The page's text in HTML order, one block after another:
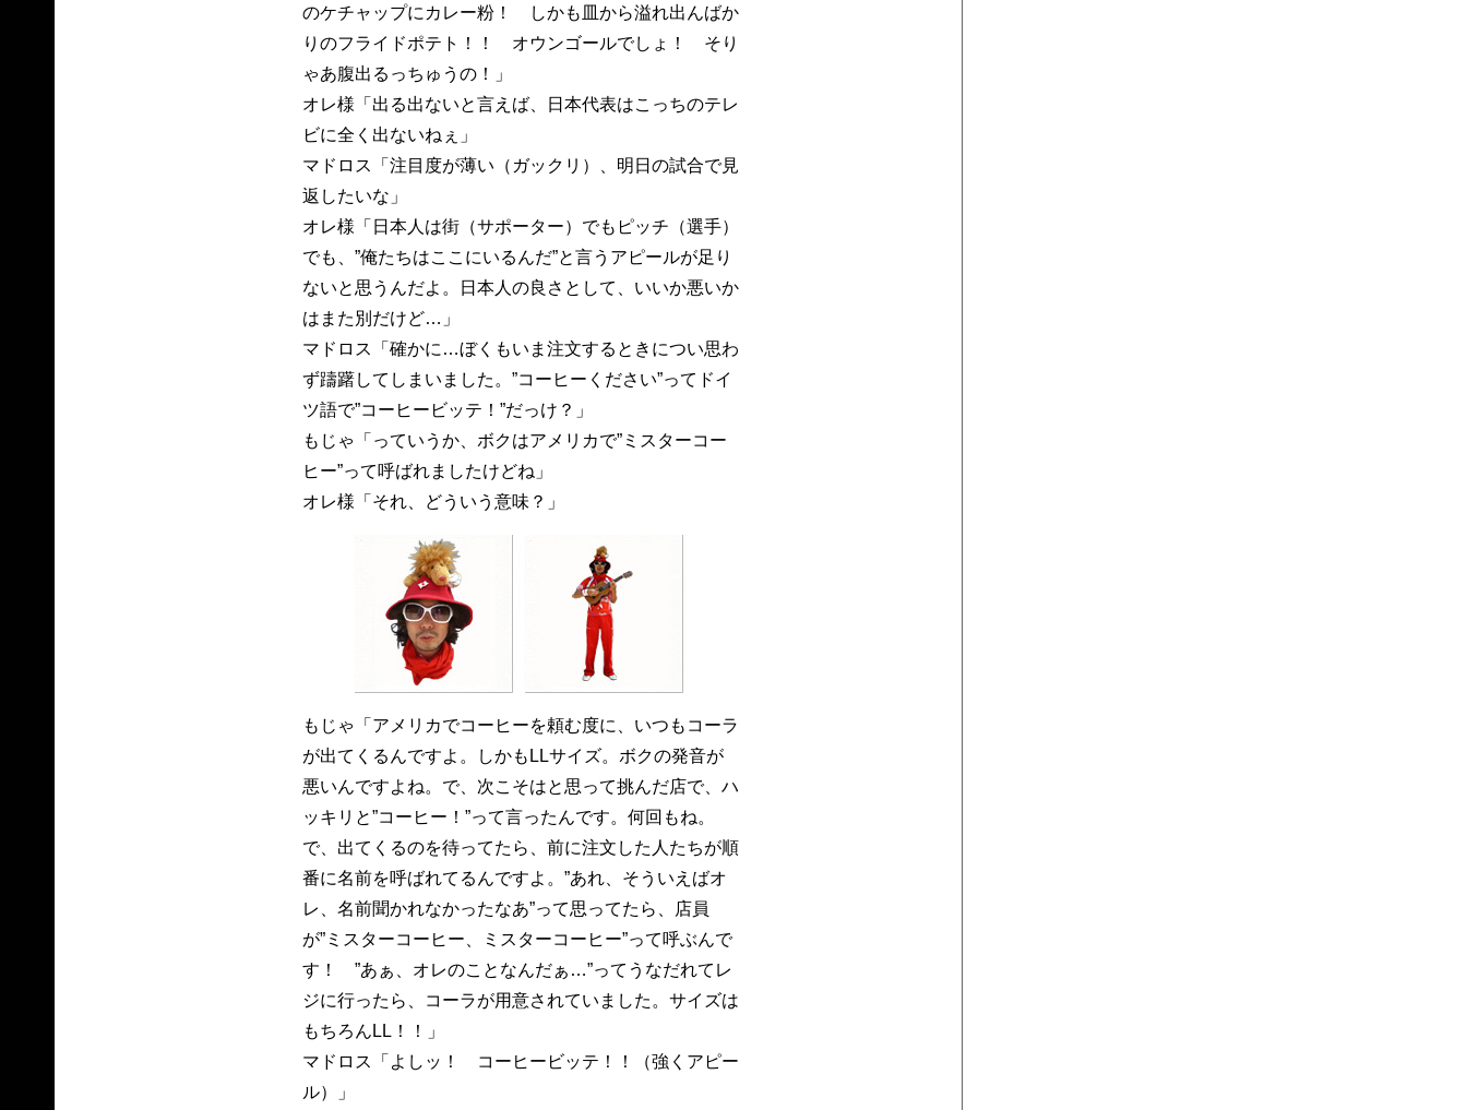
のケチャップにカレー粉！ しかも皿から溢れ出んばか
りのフライドポテト！！ オウンゴールでしょ！ そり
ゃあ腹出るっちゅうの！」
オレ様「出る出ないと言えば、日本代表はこっちのテレ
ビに全く出ないねぇ」
マドロス「注目度が薄い（ガックリ）、明日の試合で見
返したいな」
オレ様「日本人は街（サポーター）でもピッチ（選手）
でも、”俺たちはここにいるんだ”と言うアピールが足り
ないと思うんだよ。日本人の良さとして、いいか悪いか
はまた別だけど…」
マドロス「確かに…ぼくもいま注文するときについ思わ
ず躊躇してしまいました。”コーヒーください”ってドイ
ツ語で”コーヒービッテ！”だっけ？」
もじゃ「っていうか、ボクはアメリカで”ミスターコー
ヒー”って呼ばれましたけどね」
オレ様「それ、どういう意味？」
もじゃ「アメリカでコーヒーを頼む度に、いつもコーラ
が出てくるんですよ。しかもLLサイズ。ボクの発音が
悪いんですよね。で、次こそはと思って挑んだ店で、ハ
ッキリと”コーヒー！”って言ったんです。何回もね。
で、出てくるのを待ってたら、前に注文した人たちが順
番に名前を呼ばれてるんですよ。”あれ、そういえばオ
レ、名前聞かれなかったなあ”って思ってたら、店員
が”ミスターコーヒー、ミスターコーヒー”って呼ぶんで
す！ ”あぁ、オレのことなんだぁ…”ってうなだれてレ
ジに行ったら、コーラが用意されていました。サイズは
もちろんLL！！」
マドロス「よしッ！ コーヒービッテ！！（強くアピー
ル）」